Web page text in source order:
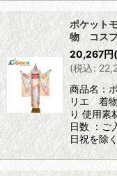
ポケット
物 コス
20,267円
(税込:
商品名：
リエ 着
り 使用素
日数 ：ご
日祝を除